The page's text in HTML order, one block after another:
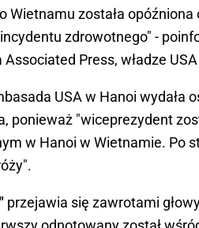
Wietnamu została
zdrowotnego" -
Associated Press, władze
USA w Hanoi wydała
ponieważ "wiceprezydent
w Hanoi w Wietnamie. Po
przejawia się zawrotami